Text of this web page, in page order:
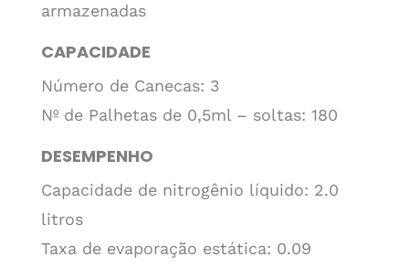
armazenadas
CAPACIDADE
Número de Canecas: 3
Nº de Palhetas de 0,5ml – soltas: 180
DESEMPENHO
Capacidade de nitrogênio líquido: 2.0
litros
Taxa de evaporação estática: 0.09